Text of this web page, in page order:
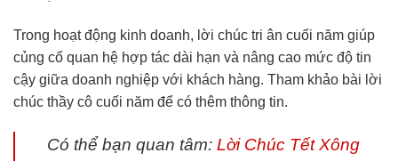
Trong hoạt động kinh doanh, lời chúc tri ân cuối năm giúp
củng cố quan hệ hợp tác dài hạn và nâng cao mức độ tin
cậy giữa doanh nghiệp với khách hàng. Tham khảo bài lời
chúc thầy cô cuối năm để có thêm thông tin.
Có thể bạn quan tâm: Lời Chúc Tết Xông